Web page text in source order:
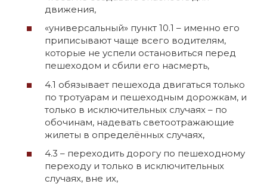
движения,
«универсальный» пункт 10.1 – именно его
приписывают чаще всего водителям,
которые не успели остановиться перед
пешеходом и сбили его насмерть,
4.1 обязывает пешехода двигаться только
по тротуарам и пешеходным дорожкам, и
только в исключительных случаях – по
обочинам, надевать светоотражающие
жилеты в определённых случаях,
4.3 – переходить дорогу по пешеходному
переходу и только в исключительных
случаях, вне их,